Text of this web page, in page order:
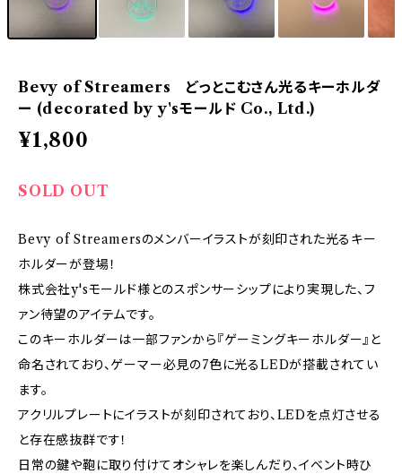
Bevy of Streamers どっとこむさん光るキーホルダ
ー (decorated by y'sモールド Co., Ltd.)
¥1,800
SOLD OUT
Bevy of Streamersのメンバーイラストが刻印された光るキー
ホルダーが登場！
株式会社y'sモールド様とのスポンサーシップにより実現した、フ
ァン待望のアイテムです。
このキーホルダーは一部ファンから『ゲーミングキーホルダー』と
命名されており、ゲーマー必見の7色に光るLEDが搭載されてい
ます。
アクリルプレートにイラストが刻印されており、LEDを点灯させる
と存在感抜群です！
日常の鍵や鞄に取り付けてオシャレを楽しんだり、イベント時ひ